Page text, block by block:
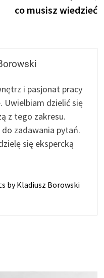
co musisz wiedzieć
i pasjonat pracy
Uwielbiam dzielić się
z tego zakresu.
zadawania pytań.
się ekspercką
by Kladiusz Borowski